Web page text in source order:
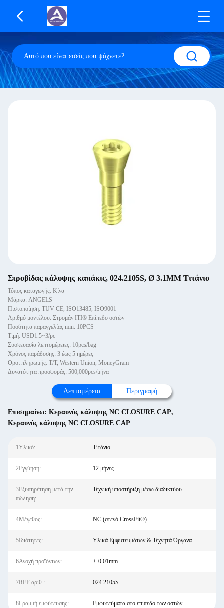
Στροβίδας κάλυψης καπάκις, 024.2105S, Ø 3.1MM Τιτάνιο
Τόπος καταγωγής: Κίνα
Μάρκα: ANGELS
Πιστοποίηση: TUV CE, ISO13485, ISO9001
Αριθμό μοντέλου: Στρομάν ITI® Επίπεδο οστών
Ποσότητα παραγγελίας min: 10PCS
Τιμή: USD1.5~3/pc
Συσκευασία λεπτομέρειες: 10pcs/bag
Χρόνος παράδοσης: 3 έως 5 ημέρες
Όροι πληρωμής: T/T, Western Union, MoneyGram
Δυνατότητα προσφοράς: 500,000pcs/μήνα
Λεπτομέρεια Περιγραφή
Επισημαίνω: Κεραυνός κάλυψης NC CLOSURE CAP,
Κεραυνός κάλυψης NC CLOSURE CAP
1Υλικό: Τιτάνιο
2Εγγύηση: 12 μήνες
3Εξυπηρέτηση μετά την
πώληση:
Τεχνική υποστήριξη μέσω διαδικτύου
4Μέγεθος: NC (στενό CrossFit®)
5Ιδιότητες: Υλικά Εμφυτευμάτων & Τεχνητά Όργανα
6Ανοχή προϊόντων: +-0.01mm
7REF αριθ.: 024.2105S
8Γραμμή εμφύτευσης: Εμφυτεύματα στο επίπεδο των οστών